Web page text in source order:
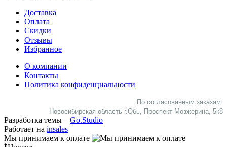
Доставка
Оплата
Скидки
Отзывы
Избранное
О компании
Контакты
Политика конфиденциальности
По согласованным заказам:
Новосибирская область г.Обь, Проспект Мозжерина, 5к8​
Разработка темы – Go.Studio
Работает на insales
Мы принимаем к оплате